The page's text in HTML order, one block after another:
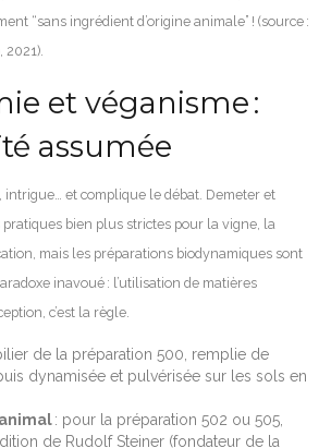
“sans ingrédient d’origine animale” ! (source :
et véganisme :
assumée
intrigue… et complique le débat. Demeter et
bien plus strictes pour la vigne, la
mais les préparations biodynamiques sont
inavoué : l’utilisation de matières
c’est la règle.
de la préparation 500, remplie de
dynamisée et pulvérisée sur les sols en
: pour la préparation 502 ou 505,
de Rudolf Steiner (fondateur de la